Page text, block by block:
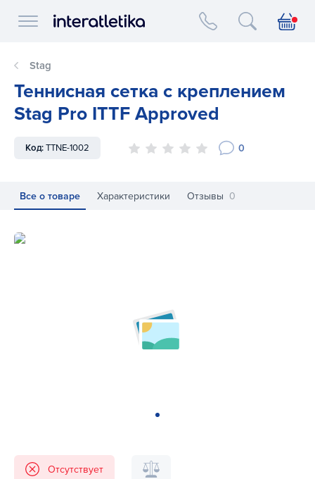
Interatletika logo
Stag
Теннисная сетка с креплением
Stag Pro ITTF Approved
Код:TTNE-1002 0
Все о товаре Характеристики Отзывы 0
Теннисная сетка с креплением Stag Pro ITTF Approved
Отсутствует